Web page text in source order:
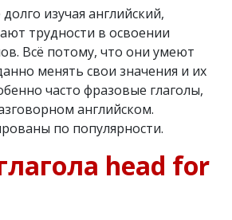
изучая английский,
трудности в освоении
Всё потому, что они умеют
менять свои значения и их
часто фразовые глаголы,
английском.
по популярности.
head for